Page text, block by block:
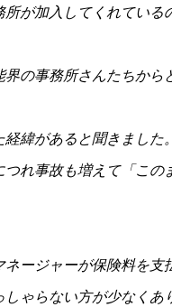
が加入してくれてい
事務所さんたちから
緯があると聞きまし
れ事故も増えて「こ
ージャーが保険料を
ゃらない方が少なく